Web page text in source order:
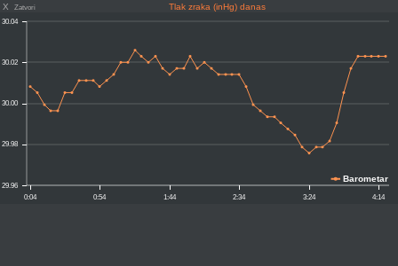
X Zatvori Tlak zraka (inHg) danas